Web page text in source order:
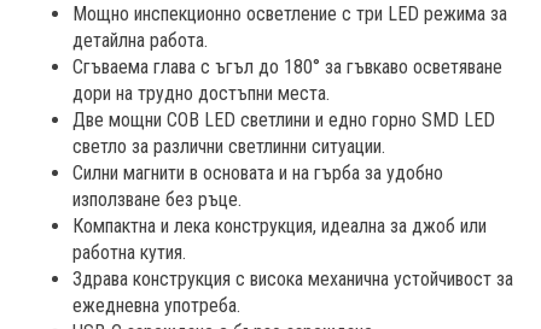
Мощно инспекционно осветление с три LED режима за
детайлна работа.
Сгъваема глава с ъгъл до 180° за гъвкаво осветяване
дори на трудно достъпни места.
Две мощни COB LED светлини и едно горно SMD LED
светло за различни светлинни ситуации.
Силни магнити в основата и на гърба за удобно
използване без ръце.
Компактна и лека конструкция, идеална за джоб или
работна кутия.
Здрава конструкция с висока механична устойчивост за
ежедневна употреба.